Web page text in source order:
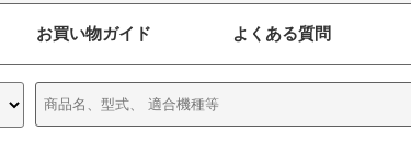
お買い物ガイド よくある質問